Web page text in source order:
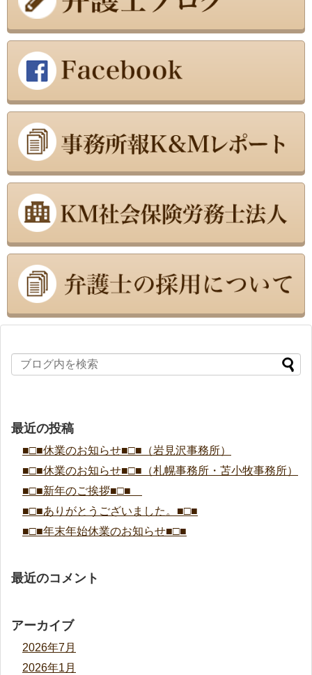
最近の投稿
■□■休業のお知らせ■□■（岩見沢事務所）
■□■休業のお知らせ■□■（札幌事務所・苫小牧事務所）
■□■新年のご挨拶■□■
■□■ありがとうございました。■□■
■□■年末年始休業のお知らせ■□■
最近のコメント
アーカイブ
2026年7月
2026年1月